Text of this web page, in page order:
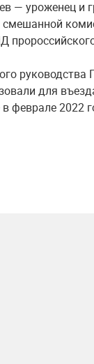
— уроженец и
смешанной
руководства
для
феврале 2022